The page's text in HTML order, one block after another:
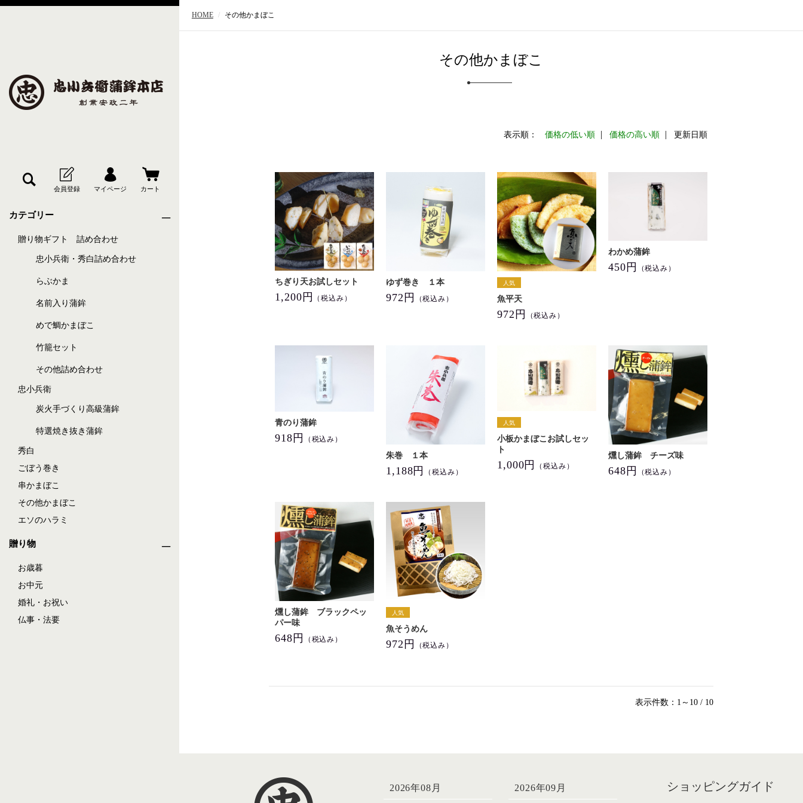
カテゴリー
贈り物ギフト 詰め合わせ
忠小兵衛・秀白詰め合わせ
らぶかま
名前入り蒲鉾
めで鯛かまぼこ
竹籠セット
その他詰め合わせ
忠小兵衛
炭火手づくり高級蒲鉾
特選焼き抜き蒲鉾
秀白
ごぼう巻き
串かまぼこ
その他かまぼこ
エソのハラミ
贈り物
お歳暮
お中元
婚礼・お祝い
仏事・法要
HOME その他かまぼこ
その他かまぼこ
表示順： 価格の低い順 価格の高い順 更新日順
ちぎり天お試しセット
1,200円 （税込み）
ゆず巻き １本
972円 （税込み） 魚平天
972円 （税込み）
わかめ蒲鉾
450円 （税込み）
青のり蒲鉾
918円 （税込み）
朱巻 １本
1,188円 （税込み）
小板かまぼこお試しセッ
ト
1,000円 （税込み）
燻し蒲鉾 チーズ味
648円 （税込み）
燻し蒲鉾 ブラックペッ
パー味
648円 （税込み）
魚そうめん
972円 （税込み）
表示件数：1～10 / 10
2026年08月 2026年09月 ショッピングガイド